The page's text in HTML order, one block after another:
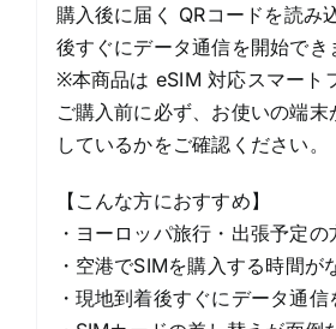
購入後に届く QRコードを読み
後すぐにデータ通信を開始でき
※本商品は eSIM 対応スマート
ご購入前に必ず、お使いの端
しているかをご確認ください。
【こんな方におすすめ】
・ヨーロッパ旅行・出張予定の
・空港でSIMを購入する時間が
・現地到着後すぐにデータ通